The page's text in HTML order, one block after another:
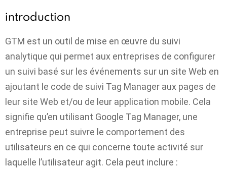
introduction
GTM est un outil de mise en œuvre du suivi
analytique qui permet aux entreprises de configurer
un suivi basé sur les événements sur un site Web en
ajoutant le code de suivi Tag Manager aux pages de
leur site Web et/ou de leur application mobile. Cela
signifie qu’en utilisant Google Tag Manager, une
entreprise peut suivre le comportement des
utilisateurs en ce qui concerne toute activité sur
laquelle l’utilisateur agit. Cela peut inclure :